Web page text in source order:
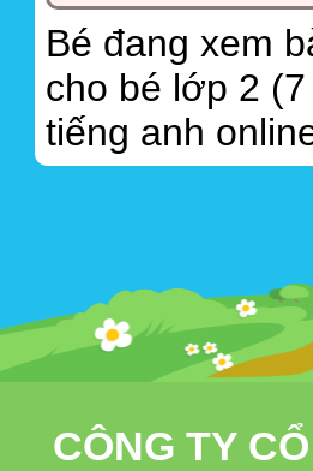
Bé đang xem
cho bé lớp 2
tiếng anh
CÔNG TY